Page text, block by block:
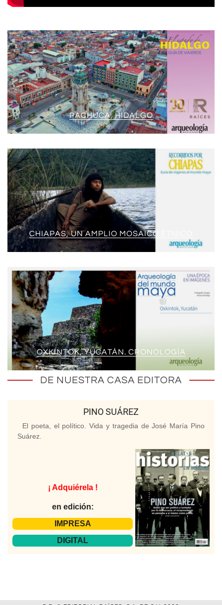
PACHUCA, HIDALGO
CHIAPAS, UN AMPLIO MOSAICO ÉTNICO
OXKINTOK, YUCATÁN. CRONOLOGÍA
DE NUESTRA CASA EDITORA
PINO SUÁREZ
El poeta, el político. Vida y tragedia de José María Pino
Suárez.
¡ Adquiérela !
en edición:
IMPRESA
DIGITAL